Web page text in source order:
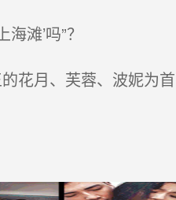
滩’吗”？
花月、芙蓉、波妮为